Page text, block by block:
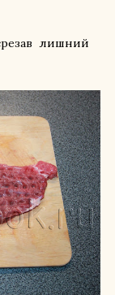
лишний